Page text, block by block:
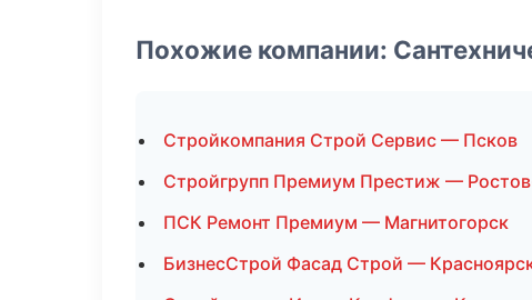
Похожие компании:
Стройкомпания Строй Сервис — Псков
Стройгрупп Премиум Престиж —
ПСК Ремонт Премиум — Магнитогорск
БизнесСтрой Фасад Строй —